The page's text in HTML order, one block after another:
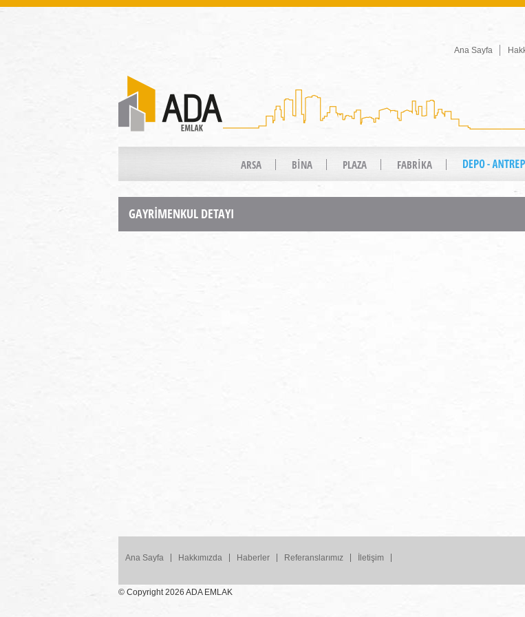
Ana Sayfa
ARSA BİNA PLAZA FABRİKA
GAYRİMENKUL DETAYI
Ana Sayfa Hakkımızda Haberler Referanslarımız İletişim
© Copyright 2026 ADA EMLAK